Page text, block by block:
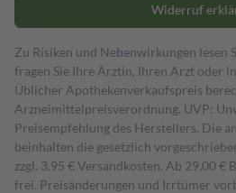
Widerruf
Zu Risiken und Nebenwirkungen lesen
fragen Sie Ihre Ärztin, Ihren Arzt oder
Üblicher Apothekenverkaufspreis
Arzneimittelpreisverordnung. UVP:
Preisempfehlung des Herstellers. Die
beinhalten die gesetzlich
zzgl. 3,95 € Versandkosten. Ab 29,00
frei. Preisänderungen und Irrtümer